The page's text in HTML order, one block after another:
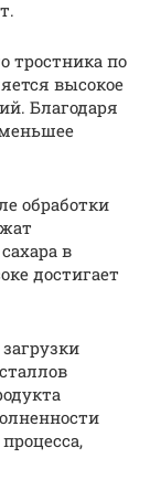
тростника по
высокое
Благодаря
обработки
в
достигает